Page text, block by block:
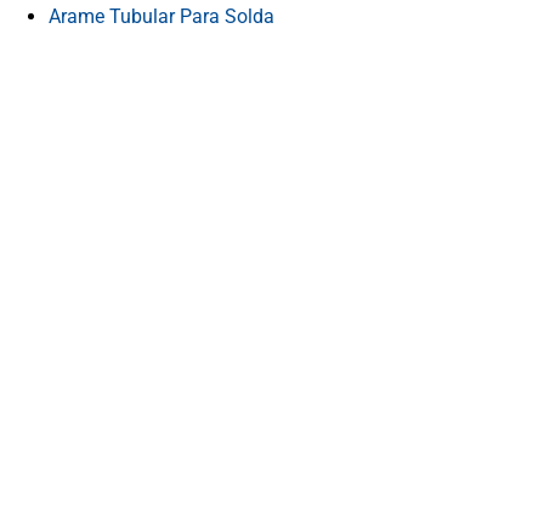
Arame Tubular Para Solda